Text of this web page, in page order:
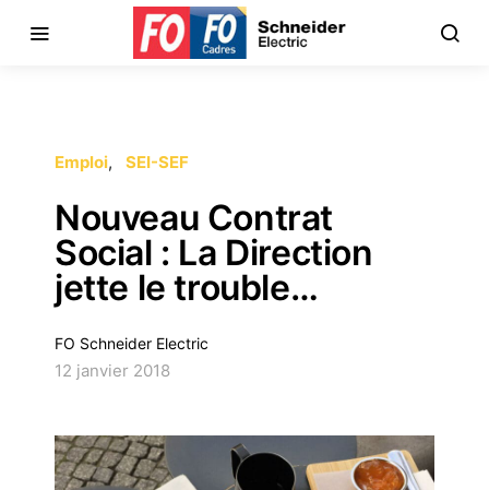
Emploi SEI-SEF
Nouveau Contrat
Social : La Direction
jette le trouble…
FO Schneider Electric
12 janvier 2018